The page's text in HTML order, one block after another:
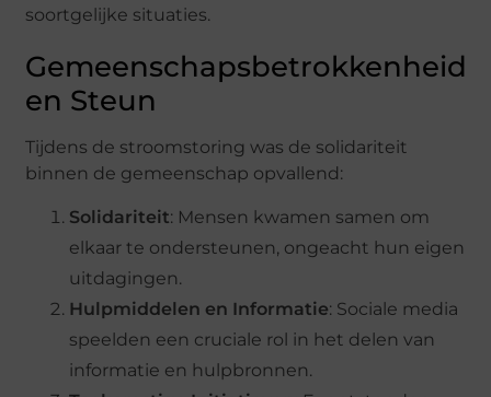
soortgelijke situaties.
Gemeenschapsbetrokkenheid
en Steun
Tijdens de stroomstoring was de solidariteit
binnen de gemeenschap opvallend:
Solidariteit: Mensen kwamen samen om
elkaar te ondersteunen, ongeacht hun eigen
uitdagingen.
Hulpmiddelen en Informatie: Sociale media
speelden een cruciale rol in het delen van
informatie en hulpbronnen.